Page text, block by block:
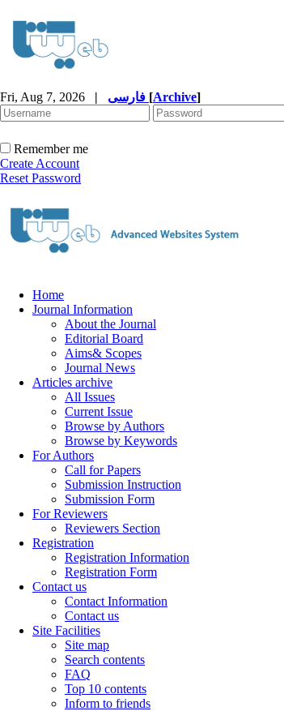
Fri, Aug 7, 2026 | [Archive]
Remember me
Create Account
Reset Password
Home
Journal Information
About the Journal
Editorial Board
Aims& Scopes
Journal News
Articles archive
All Issues
Current Issue
Browse by Authors
Browse by Keywords
For Authors
Call for Papers
Submission Instruction
Submission Form
For Reviewers
Reviewers Section
Registration
Registration Information
Registration Form
Contact us
Contact Information
Contact us
Site Facilities
Site map
Search contents
FAQ
Top 10 contents
Inform to friends